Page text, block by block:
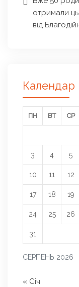
отримали
від
Календар
СЕРПЕНЬ 2026
ПН ВТ СР
3 4 5
10 11 12
17 18 19
24 25 26
31
« Січ